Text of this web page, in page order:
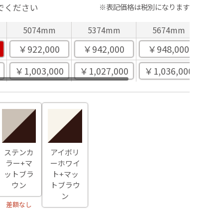
ください ※表記価格は税別になります
5074mm 5374mm 5674mm
￥922,000 ￥942,000 ￥948,000
￥1,003,000
￥1,027,000 ￥1,036,000
ステンカ
ラー+マ
ットブラ
ウン
差額なし
アイボリ
ーホワイ
ト+マッ
トブラウ
ン